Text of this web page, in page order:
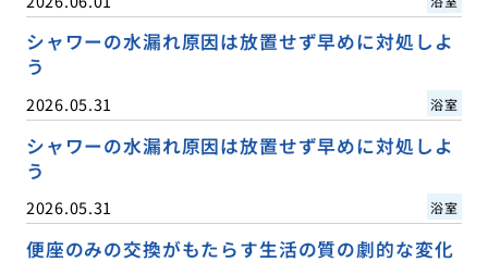
シャワーの水漏れ原因は放置せず早めに対処しよ
う
2026.05.31 浴室
シャワーの水漏れ原因は放置せず早めに対処しよ
う
2026.05.31 浴室
便座のみの交換がもたらす生活の質の劇的な変化